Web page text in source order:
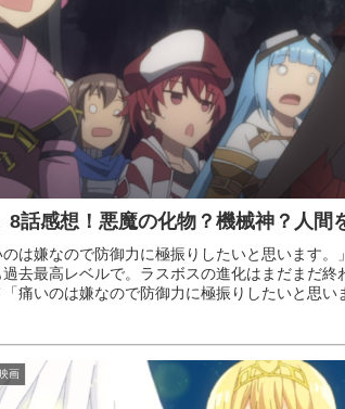
8話感想！悪魔の化物？機械神？人間
は嫌なので防御力に極振りしたいと思います
去最高レベルで。ラスボスの進化はまだまだ終
痛いのは嫌なので防御力に極振りしたいと思い
画